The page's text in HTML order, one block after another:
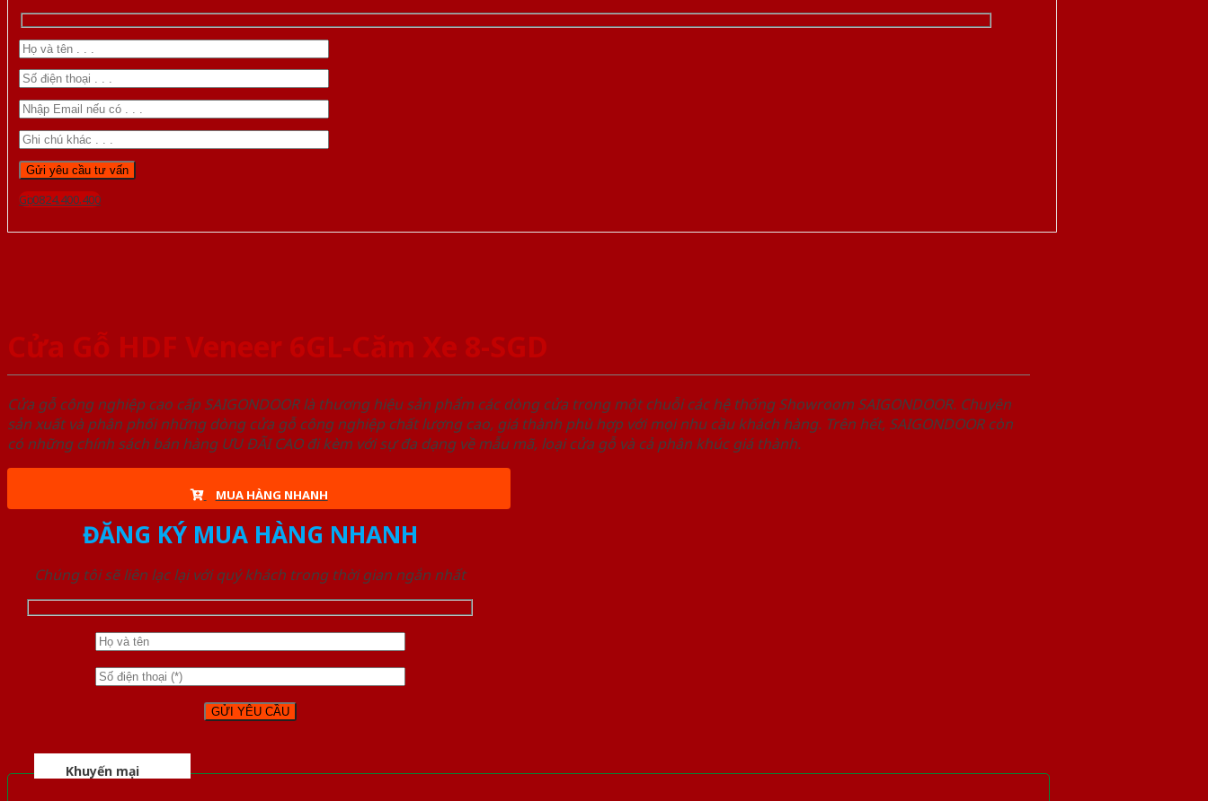
Gọi 0824.400.400
Cửa Gỗ HDF Veneer 6GL-Căm Xe 8-SGD
Cửa gỗ công nghiệp cao cấp SAIGONDOOR là thương hiệu sản phẩm các dòng cửa trong một chuỗi các hệ thống Showroom SAIGONDOOR. Chuyên
sản xuất và phân phối những dòng cửa gỗ công nghiệp chất lượng cao, giá thành phù hợp với mọi nhu cầu khách hàng. Trên hết, SAIGONDOOR còn
có những chính sách bán hàng ƯU ĐÃI CAO đi kèm với sự đa dạng về mẫu mã, loại cửa gỗ và cả phân khúc giá thành.
MUA HÀNG NHANH
ĐĂNG KÝ MUA HÀNG NHANH
Chúng tôi sẽ liên lạc lại với quý khách trong thời gian ngắn nhất
Khuyến mại